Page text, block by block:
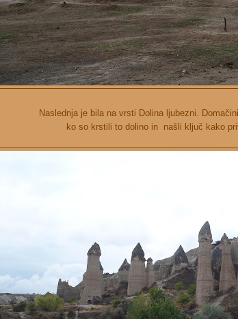
Naslednja je bila na vrsti Dolina ljubezni.
ko so krstili to dolino in našli ključ kako